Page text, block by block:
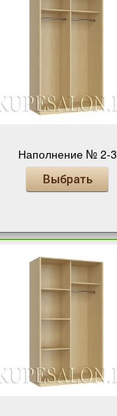
Наполнение № 2-3
Выбрать